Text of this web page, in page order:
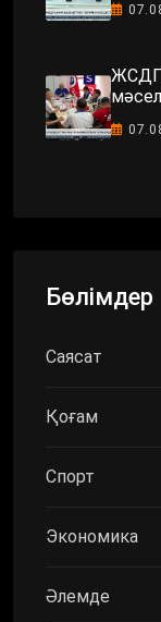
ЖСДП
Бөлімдер
Саясат
Қоғам
Спорт
Экономика
Әлемде